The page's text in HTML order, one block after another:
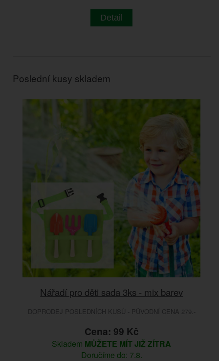
Detail
Poslední kusy skladem
Nářadí pro děti sada 3ks - mix barev
DOPRODEJ POSLEDNÍCH KUSŮ - PŮVODNÍ CENA 279.-
Cena: 99 Kč
Skladem MŮŽETE MÍT JIŽ ZÍTRA
Doručíme do: 7.8.